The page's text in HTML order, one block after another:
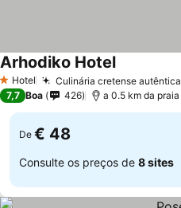
1 Estrelas
Hotel Culinária cretense autêntica
Arhodiko Hotel
7,7 Boa 426 a 0.5 km da praia
De € 48
Consulte os preços de 8 sites